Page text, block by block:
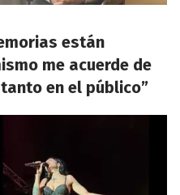
están
me acuerde de
en el público”